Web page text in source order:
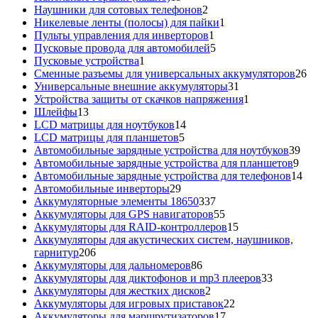
товаров
Наушники для сотовых телефонов2
товара
Никелевые ленты (полосы) для пайки1
Пульты управления для инверторов1
товар
Пусковые провода для автомобилей55
Пусковые устройства1
товар
Сменные разъемы для универсальных аккумуляторов2626
Универсальные внешние аккумуляторы31
товар
Устройства защиты от скачков напряжения1
Шлейфы1313
товаров
LCD матрицы для ноутбуков1414
LCD матрицы для планшетов55
товаров
Автомобильные зарядные устройства для ноутбуков3939
Автомобильные зарядные устройства для планшетов99
Автомобильные зарядные устройства для телефонов1414
Автомобильные инверторы2929
товаров
Аккумуляторные элементы 18650337337
товаров
Аккумуляторы для GPS навигаторов5555
товаров
Аккумуляторы для RAID-контроллеров1515
товаров
Аккумуляторы для акустических систем, наушников,
гарнитур206206
товаров
Аккумуляторы для дальномеров8686
товаров
Аккумуляторы для диктофонов и mp3 плееров3333
Аккумуляторы для жестких дисков2
товара
Аккумуляторы для игровых приставок22